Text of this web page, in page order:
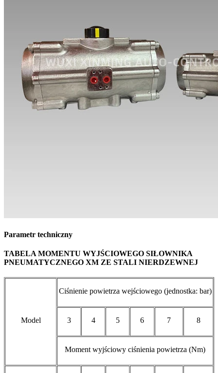
Parametr techniczny
TABELA MOMENTU WYJŚCIOWEGO SIŁOWNIKA
PNEUMATYCZNEGO XM ZE STALI NIERDZEWNEJ
Model
Ciśnienie powietrza wejściowego (jednostka: bar)
3 4 5 6 7 8
Moment wyjściowy ciśnienia powietrza (Nm)